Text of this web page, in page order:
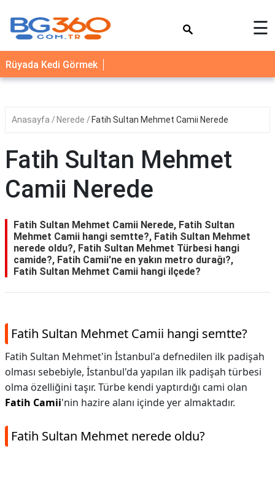
YEMEK
TARİFLERİ
SAĞLIK
İLETİŞİM
☰
Rüyada Kedi Görmek
Anasayfa Nerede Fatih Sultan Mehmet Camii Nerede
Fatih Sultan Mehmet
Camii Nerede
Fatih Sultan Mehmet Camii Nerede, Fatih Sultan
Mehmet Camii hangi semtte?, Fatih Sultan Mehmet
nerede oldu?, Fatih Sultan Mehmet Türbesi hangi
camide?, Fatih Camii'ne en yakın metro durağı?,
Fatih Sultan Mehmet Camii hangi ilçede?
Fatih Sultan Mehmet Camii hangi semtte?
Fatih Sultan Mehmet'in İstanbul'a defnedilen ilk padişah
olması sebebiyle, İstanbul'da yapılan ilk padişah türbesi
olma özelliğini taşır. Türbe kendi yaptırdığı cami olan
Fatih Camii'nin hazire alanı içinde yer almaktadır.
Fatih Sultan Mehmet nerede oldu?